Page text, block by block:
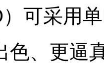
可采用
色、更逼